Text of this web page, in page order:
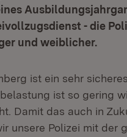
- die
und weiblicher.
ist ein sehr
ist so gering
Damit das auch in
unsere Polizei mit der